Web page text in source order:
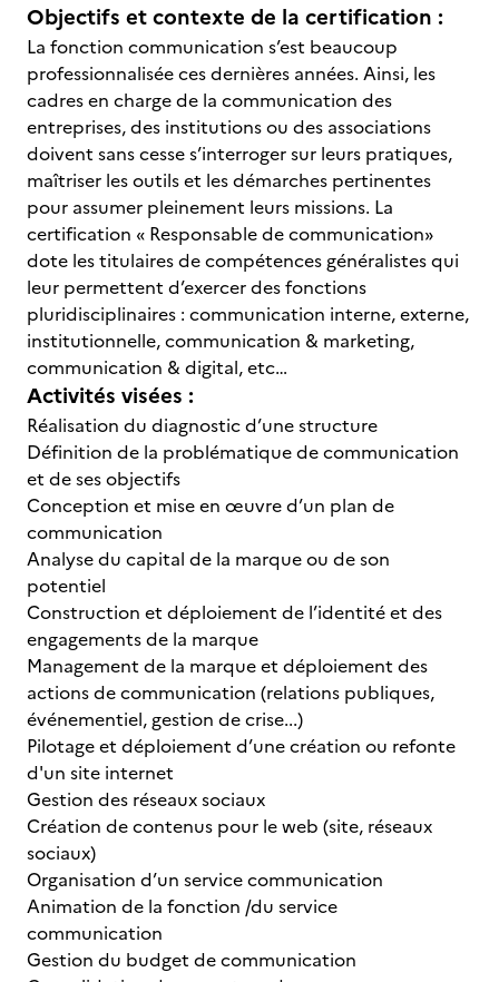
Objectifs et contexte de la certification :
La fonction communication s’est beaucoup
professionnalisée ces dernières années. Ainsi, les
cadres en charge de la communication des
entreprises, des institutions ou des associations
doivent sans cesse s’interroger sur leurs pratiques,
maîtriser les outils et les démarches pertinentes
pour assumer pleinement leurs missions. La
certification « Responsable de communication»
dote les titulaires de compétences généralistes qui
leur permettent d’exercer des fonctions
pluridisciplinaires : communication interne, externe,
institutionnelle, communication & marketing,
communication & digital, etc…
Activités visées :
Réalisation du diagnostic d’une structure
Définition de la problématique de communication
et de ses objectifs
Conception et mise en œuvre d’un plan de
communication
Analyse du capital de la marque ou de son
potentiel
Construction et déploiement de l’identité et des
engagements de la marque
Management de la marque et déploiement des
actions de communication (relations publiques,
événementiel, gestion de crise...)
Pilotage et déploiement d’une création ou refonte
d'un site internet
Gestion des réseaux sociaux
Création de contenus pour le web (site, réseaux
sociaux)
Organisation d’un service communication
Animation de la fonction /du service
communication
Gestion du budget de communication